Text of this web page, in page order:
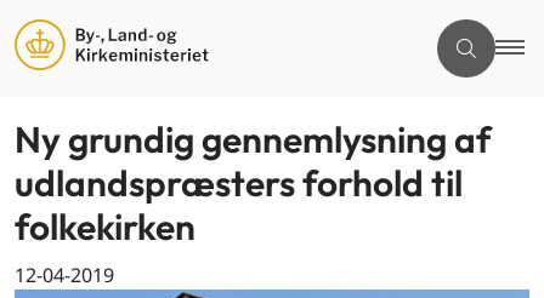
Ny grundig gennemlysning af
udlandspræsters forhold til
folkekirken
12-04-2019